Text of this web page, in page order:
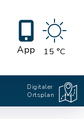
App 15 °C
Digitaler
Ortsplan